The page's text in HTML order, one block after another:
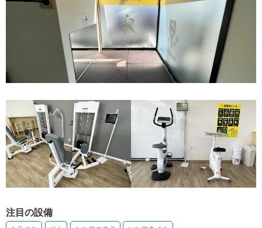
注目の設備